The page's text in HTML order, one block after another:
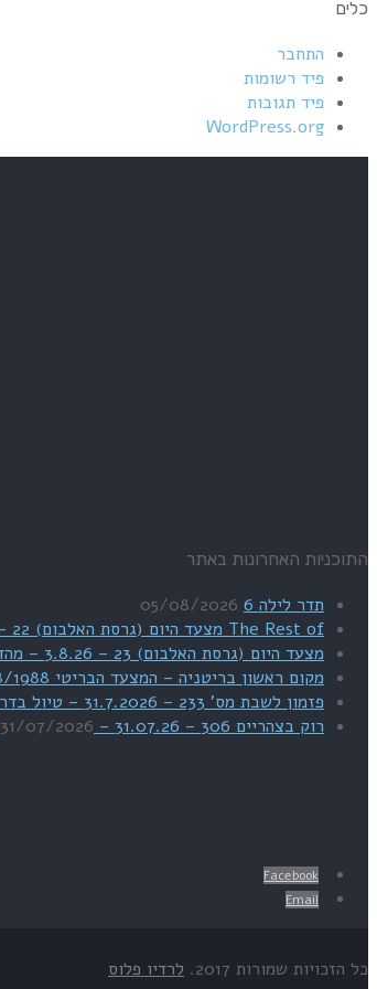
כלים
התחבר
פיד רשומות
פיד תגובות
WordPress.org
התוכניות האחרונות באתר
תדר לילה 6
05/08/2026
The Rest of מצעד היום (גרסת האלבום) 22 – 4.8.26 – מהדורת SWEET DREAMS
מצעד היום (גרסת האלבום) 23 – 3.8.26 – מהדורת לילה רגועה
מקום ראשון בריטניה – המצעד הבריטי 3/8/1988
פזמון לשבת מס' 233 – 31.7.2026 – טיול בדרום הארץ
רוק בצהריים 306 – 31.07.26 – Love Rocks
31/07/2026
Facebook
Email
כל הזכויות שמורות 2017. לרדיו פלוס